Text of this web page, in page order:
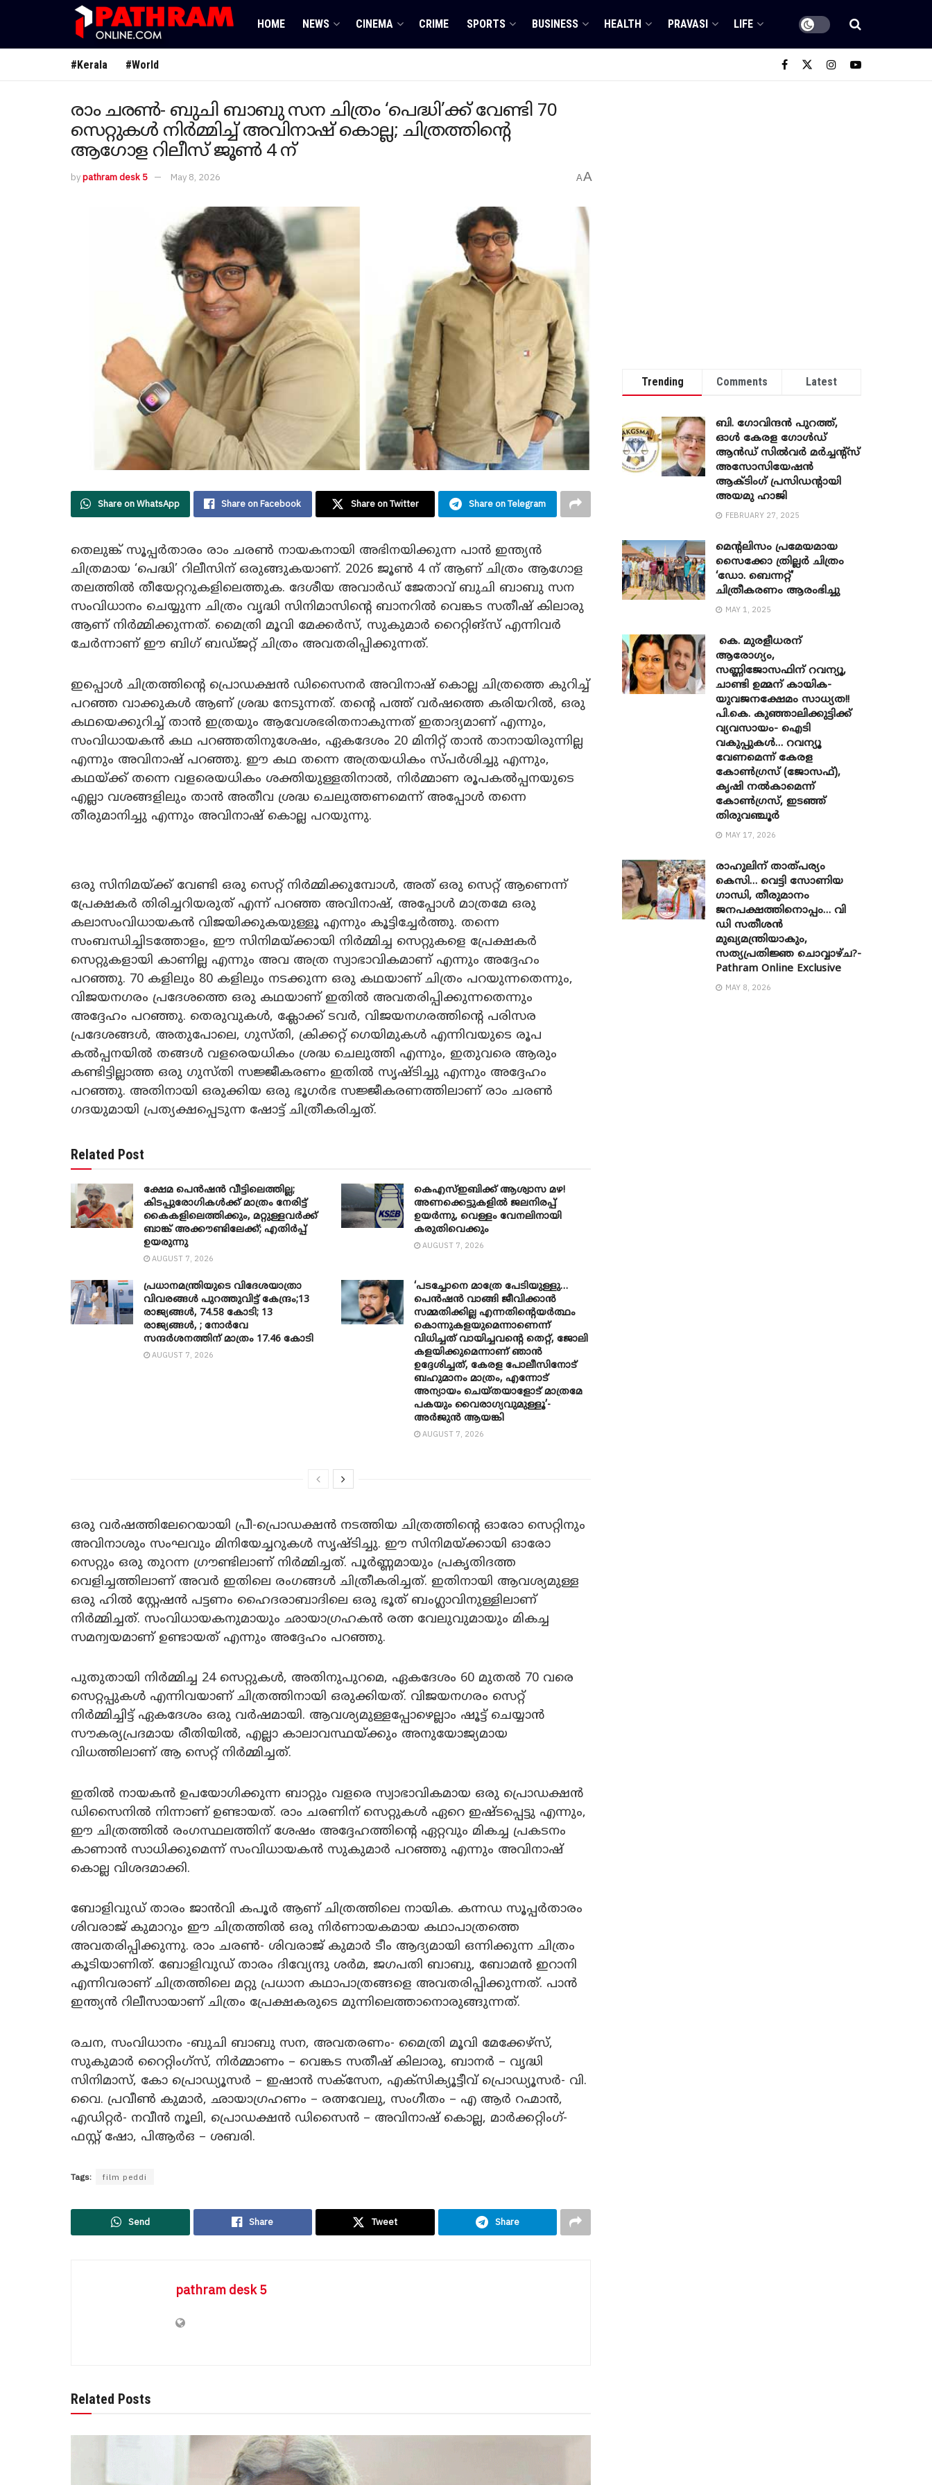
HOME NEWS CINEMA CRIME SPORTS BUSINESS HEALTH PRAVASI LIFE
#Kerala #World
രാം ചരൺ- ബുചി ബാബു സന ചിത്രം ‘പെദ്ധി’ക്ക് വേണ്ടി 70
സെറ്റുകൾ നിർമ്മിച്ച് അവിനാഷ് കൊല്ല; ചിത്രത്തിന്റെ
ആഗോള റിലീസ് ജൂൺ 4 ന്
bypathram desk 5 May 8, 2026 AA
Share on WhatsApp Share on Facebook Share on Twitter Share on Telegram
തെലുങ്ക് സൂപ്പർതാരം രാം ചരൺ നായകനായി അഭിനയിക്കുന്ന പാൻ ഇന്ത്യൻ
ചിത്രമായ ‘പെദ്ധി’ റിലീസിന് ഒരുങ്ങുകയാണ്. 2026 ജൂൺ 4 ന് ആണ് ചിത്രം ആഗോള
തലത്തിൽ തീയേറ്ററുകളിലെത്തുക. ദേശീയ അവാർഡ് ജേതാവ് ബുചി ബാബു സന
സംവിധാനം ചെയ്യുന്ന ചിത്രം വൃദ്ധി സിനിമാസിൻ്റെ ബാനറിൽ വെങ്കട സതീഷ് കിലാരു
ആണ് നിർമ്മിക്കുന്നത്. മൈത്രി മൂവി മേക്കർസ്, സുകുമാർ റൈറ്റിങ്സ് എന്നിവർ
ചേർന്നാണ് ഈ ബിഗ് ബഡ്ജറ്റ് ചിത്രം അവതരിപ്പിക്കുന്നത്.
ഇപ്പൊൾ ചിത്രത്തിൻ്റെ പ്രൊഡക്ഷൻ ഡിസൈനർ അവിനാഷ് കൊല്ല ചിത്രത്തെ കുറിച്ച്
പറഞ്ഞ വാക്കുകൾ ആണ് ശ്രദ്ധ നേടുന്നത്. തൻ്റെ പത്ത് വർഷത്തെ കരിയറിൽ, ഒരു
കഥയെക്കുറിച്ച് താൻ ഇത്രയും ആവേശഭരിതനാകുന്നത് ഇതാദ്യമാണ് എന്നും,
സംവിധായകൻ കഥ പറഞ്ഞതിനുശേഷം, ഏകദേശം 20 മിനിറ്റ് താൻ താനായിരുന്നില്ല
എന്നും അവിനാഷ് പറഞ്ഞു. ഈ കഥ തന്നെ അത്രയധികം സ്പർശിച്ചു എന്നും,
കഥയ്ക്ക് തന്നെ വളരെയധികം ശക്തിയുള്ളതിനാൽ, നിർമ്മാണ രൂപകൽപ്പനയുടെ
എല്ലാ വശങ്ങളിലും താൻ അതീവ ശ്രദ്ധ ചെലുത്തണമെന്ന് അപ്പോൾ തന്നെ
തീരുമാനിച്ചു എന്നും അവിനാഷ് കൊല്ല പറയുന്നു.
ഒരു സിനിമയ്ക്ക് വേണ്ടി ഒരു സെറ്റ് നിർമ്മിക്കുമ്പോൾ, അത് ഒരു സെറ്റ് ആണെന്ന്
പ്രേക്ഷകർ തിരിച്ചറിയരുത് എന്ന് പറഞ്ഞ അവിനാഷ്, അപ്പോൾ മാത്രമേ ഒരു
കലാസംവിധായകൻ വിജയിക്കുകയുള്ളൂ എന്നും കൂട്ടിച്ചേർത്തു. തന്നെ
സംബന്ധിച്ചിടത്തോളം, ഈ സിനിമയ്ക്കായി നിർമ്മിച്ച സെറ്റുകളെ പ്രേക്ഷകർ
സെറ്റുകളായി കാണില്ല എന്നും അവ അത്ര സ്വാഭാവികമാണ് എന്നും അദ്ദേഹം
പറഞ്ഞു. 70 കളിലും 80 കളിലും നടക്കുന്ന ഒരു കഥയാണ് ചിത്രം പറയുന്നതെന്നും,
വിജയനഗരം പ്രദേശത്തെ ഒരു കഥയാണ് ഇതിൽ അവതരിപ്പിക്കുന്നതെന്നും
അദ്ദേഹം പറഞ്ഞു. തെരുവുകൾ, ക്ലോക്ക് ടവർ, വിജയനഗരത്തിന്റെ പരിസര
പ്രദേശങ്ങൾ, അതുപോലെ, ഗുസ്തി, ക്രിക്കറ്റ് ഗെയിമുകൾ എന്നിവയുടെ രൂപ
കൽപ്പനയിൽ തങ്ങൾ വളരെയധികം ശ്രദ്ധ ചെലുത്തി എന്നും, ഇതുവരെ ആരും
കണ്ടിട്ടില്ലാത്ത ഒരു ഗുസ്തി സജ്ജീകരണം ഇതിൽ സൃഷ്ടിച്ചു എന്നും അദ്ദേഹം
പറഞ്ഞു. അതിനായി ഒരുക്കിയ ഒരു ഭൂഗർഭ സജ്ജീകരണത്തിലാണ് രാം ചരൺ
ഗദയുമായി പ്രത്യക്ഷപ്പെടുന്ന ഷോട്ട് ചിത്രീകരിച്ചത്.
Related Post
ക്ഷേമ പെൻഷൻ വീട്ടിലെത്തില്ല;
കിടപ്പുരോഗികൾക്ക് മാത്രം നേരിട്ട്
കൈകളിലെത്തിക്കും, മറ്റുള്ളവർക്ക്
ബാങ്ക് അക്കൗണ്ടിലേക്ക്; എതിർപ്പ്
ഉയരുന്നു
AUGUST 7, 2026
കെഎസ്ഇബിക്ക് ആശ്വാസ മഴ!
അണക്കെട്ടുകളിൽ ജലനിരപ്പ്
ഉയർന്നു, വെള്ളം വേനലിനായി
കരുതിവെക്കും
AUGUST 7, 2026
പ്രധാനമന്ത്രിയുടെ വിദേശയാത്രാ
വിവരങ്ങൾ പുറത്തുവിട്ട് കേന്ദ്രം;13
രാജ്യങ്ങൾ, 74.58 കോടി; 13
രാജ്യങ്ങൾ, ; നോർവേ
സന്ദർശനത്തിന് മാത്രം 17.46 കോടി
AUGUST 7, 2026
‘പടച്ചോനെ മാത്രേ പേടിയുള്ളു…
പെൻഷൻ വാങ്ങി ജീവിക്കാൻ
സമ്മതിക്കില്ല എന്നതിന്റെയർത്ഥം
കൊന്നുകളയുമെന്നാണെന്ന്
വിധിച്ചത് വായിച്ചവന്റെ തെറ്റ്, ജോലി
കളയിക്കുമെന്നാണ് ഞാൻ
ഉദ്ദേശിച്ചത്, കേരള പോലീസിനോട്
ബഹുമാനം മാത്രം, എന്നോട്
അന്യായം ചെയ്തയാളോട് മാത്രമേ
പകയും വൈരാഗ്യവുമുള്ളൂ’-
അർജുൻ ആയങ്കി
AUGUST 7, 2026
ഒരു വർഷത്തിലേറെയായി പ്രീ-പ്രൊഡക്ഷൻ നടത്തിയ ചിത്രത്തിൻ്റെ ഓരോ സെറ്റിനും
അവിനാശും സംഘവും മിനിയേച്ചറുകൾ സൃഷ്ടിച്ചു. ഈ സിനിമയ്‌ക്കായി ഓരോ
സെറ്റും ഒരു തുറന്ന ഗ്രൗണ്ടിലാണ് നിർമ്മിച്ചത്. പൂർണ്ണമായും പ്രകൃതിദത്ത
വെളിച്ചത്തിലാണ് അവർ ഇതിലെ രംഗങ്ങൾ ചിത്രീകരിച്ചത്. ഇതിനായി ആവശ്യമുള്ള
ഒരു ഹിൽ സ്റ്റേഷൻ പട്ടണം ഹൈദരാബാദിലെ ഒരു ഭൂത് ബംഗ്ലാവിനുള്ളിലാണ്
നിർമ്മിച്ചത്. സംവിധായകനുമായും ഛായാഗ്രഹകൻ രത്ന വേലുവുമായും മികച്ച
സമന്വയമാണ് ഉണ്ടായത് എന്നും അദ്ദേഹം പറഞ്ഞു.
പുതുതായി നിർമ്മിച്ച 24 സെറ്റുകൾ, അതിനുപുറമെ, ഏകദേശം 60 മുതൽ 70 വരെ
സെറ്റപ്പുകൾ എന്നിവയാണ് ചിത്രത്തിനായി ഒരുക്കിയത്. വിജയനഗരം സെറ്റ്
നിർമ്മിച്ചിട്ട് ഏകദേശം ഒരു വർഷമായി. ആവശ്യമുള്ളപ്പോഴെല്ലാം ഷൂട്ട് ചെയ്യാൻ
സൗകര്യപ്രദമായ രീതിയിൽ, എല്ലാ കാലാവസ്ഥയ്ക്കും അനുയോജ്യമായ
വിധത്തിലാണ് ആ സെറ്റ് നിർമ്മിച്ചത്.
ഇതിൽ നായകൻ ഉപയോഗിക്കുന്ന ബാറ്റും വളരെ സ്വാഭാവികമായ ഒരു പ്രൊഡക്ഷൻ
ഡിസൈനിൽ നിന്നാണ് ഉണ്ടായത്. രാം ചരണിന് സെറ്റുകൾ ഏറെ ഇഷ്ടപ്പെട്ടു എന്നും,
ഈ ചിത്രത്തിൽ രംഗസ്ഥലത്തിന് ശേഷം അദ്ദേഹത്തിൻ്റെ ഏറ്റവും മികച്ച പ്രകടനം
കാണാൻ സാധിക്കുമെന്ന് സംവിധായകൻ സുകുമാർ പറഞ്ഞു എന്നും അവിനാഷ്
കൊല്ല വിശദമാക്കി.
ബോളിവുഡ് താരം ജാൻവി കപൂർ ആണ് ചിത്രത്തിലെ നായിക. കന്നഡ സൂപ്പർതാരം
ശിവരാജ് കുമാറും ഈ ചിത്രത്തിൽ ഒരു നിർണായകമായ കഥാപാത്രത്തെ
അവതരിപ്പിക്കുന്നു. രാം ചരൺ- ശിവരാജ് കുമാർ ടീം ആദ്യമായി ഒന്നിക്കുന്ന ചിത്രം
കൂടിയാണിത്. ബോളിവുഡ് താരം ദിവ്യേന്ദു ശർമ, ജഗപതി ബാബു, ബോമൻ ഇറാനി
എന്നിവരാണ് ചിത്രത്തിലെ മറ്റു പ്രധാന കഥാപാത്രങ്ങളെ അവതരിപ്പിക്കുന്നത്. പാൻ
ഇന്ത്യൻ റിലീസായാണ് ചിത്രം പ്രേക്ഷകരുടെ മുന്നിലെത്താനൊരുങ്ങുന്നത്.
രചന, സംവിധാനം -ബുചി ബാബു സന, അവതരണം- മൈത്രി മൂവി മേക്കേഴ്‌സ്,
സുകുമാർ റൈറ്റിംഗ്സ്, നിർമ്മാണം – വെങ്കട സതീഷ് കിലാരു, ബാനർ – വൃദ്ധി
സിനിമാസ്, കോ പ്രൊഡ്യൂസർ – ഇഷാൻ സക്സേന, എക്സിക്യൂട്ടീവ് പ്രൊഡ്യൂസർ- വി.
വൈ. പ്രവീൺ കുമാർ, ഛായാഗ്രഹണം – രത്നവേലു, സംഗീതം – എ ആർ റഹ്മാൻ,
എഡിറ്റർ- നവീൻ നൂലി, പ്രൊഡക്ഷൻ ഡിസൈൻ – അവിനാഷ് കൊല്ല, മാർക്കറ്റിംഗ്-
ഫസ്റ്റ് ഷോ, പിആർഒ – ശബരി.
Tags: film peddi
Send Share Tweet Share
pathram desk 5
Related Posts
Trending Comments Latest
ബി. ​ഗോവിന്ദൻ പുറത്ത്,
ഓൾ കേരള ഗോൾഡ്
ആൻഡ് സിൽവർ മർച്ചന്റ്സ്
അസോസിയേഷൻ
ആക്ടിംഗ് പ്രസിഡന്റായി
അയമു ഹാജി
FEBRUARY 27, 2025
മെന്‍റലിസം പ്രമേയമായ
സൈക്കോ ത്രില്ലർ ചിത്രം
‘ഡോ. ബെന്നറ്റ്’
ചിത്രീകരണം ആരംഭിച്ചു
MAY 1, 2025
കെ. മുരളീധരന്
ആരോഗ്യം,
സണ്ണിജോസഫിന് റവന്യൂ,
ചാണ്ടി ഉമ്മന് കായിക-
യുവജനക്ഷേമം സാധ്യത!!
പി.കെ. കുഞ്ഞാലിക്കുട്ടിക്ക്
വ്യവസായം- ഐടി
വകുപ്പുകൾ… റവന്യൂ
വേണമെന്ന് കേരള
കോൺഗ്രസ് (ജോസഫ്),
കൃഷി നൽകാമെന്ന്
കോൺഗ്രസ്, ഇടഞ്ഞ്
തിരുവഞ്ചൂർ
MAY 17, 2026
രാഹുലിന് താത്പര്യം
കെസി… വെട്ടി സോണിയ ​
ഗാന്ധി, തീരുമാനം
ജനപക്ഷത്തിനൊപ്പം… വി
ഡി സതീശൻ
മുഖ്യമന്ത്രിയാകും,
സത്യപ്രതിജ്ഞ ചൊവ്വാഴ്ച?-
Pathram Online Exclusive
MAY 8, 2026